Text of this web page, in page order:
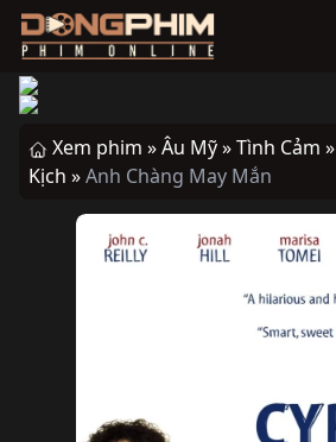
Xem phim »Âu Mỹ »Tình Cảm »
Kịch »Anh Chàng May Mắn